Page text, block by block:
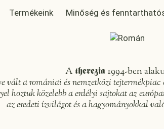
Termékeink Minőség és
A therezia 1994-ben
vált a romániai és nemzetközi tejtermékpiac
hoztuk közelebb aerdélyisajtokat az
az eredeti ízvilágot és a hagyományokkal